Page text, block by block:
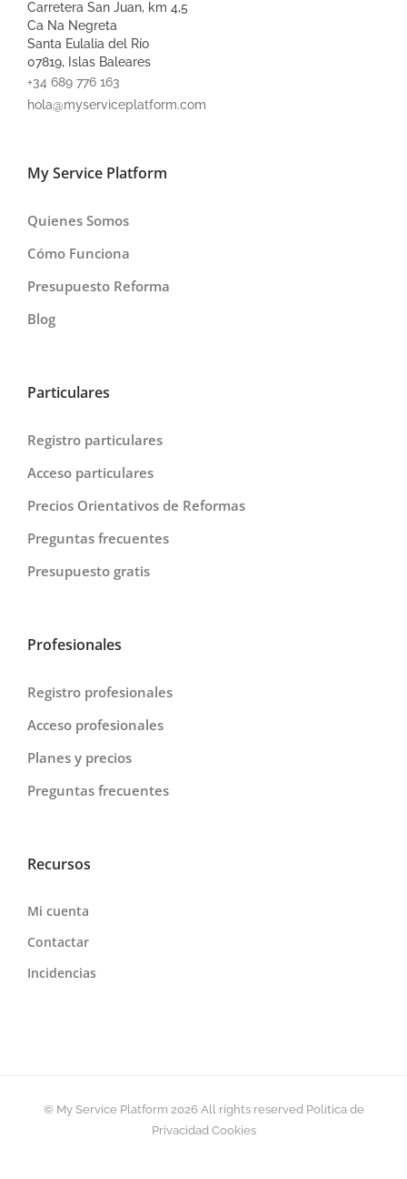
Carretera San Juan, km 4,5
Ca Na Negreta
Santa Eulalia del Río
07819, Islas Baleares
+34 689 776 163
hola@myserviceplatform.com
My Service Platform
Quienes Somos
Cómo Funciona
Presupuesto Reforma
Blog
Particulares
Registro particulares
Acceso particulares
Precios Orientativos de Reformas
Preguntas frecuentes
Presupuesto gratis
Profesionales
Registro profesionales
Acceso profesionales
Planes y precios
Preguntas frecuentes
Recursos
Mi cuenta
Contactar
Incidencias
© My Service Platform 2026 All rights reserved Politica de
Privacidad Cookies